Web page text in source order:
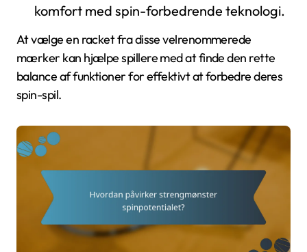
komfort med spin-forbedrende teknologi.
At vælge en racket fra disse velrenommerede
mærker kan hjælpe spillere med at finde den rette
balance af funktioner for effektivt at forbedre deres
spin-spil.